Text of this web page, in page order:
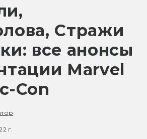
Стражи
все анонсы
Marvel
Con
г.